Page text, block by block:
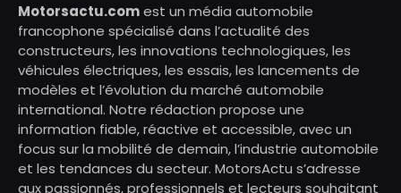
Motorsactu.comest un média automobile
francophone spécialisé dans l’actualité des
constructeurs, les innovations technologiques, les
véhicules électriques, les essais, les lancements de
modèles et l’évolution du marché automobile
international. Notre rédaction propose une
information fiable, réactive et accessible, avec un
focus sur la mobilité de demain, l’industrie automobile
et les tendances du secteur. MotorsActu s’adresse
aux passionnés, professionnels et lecteurs souhaitant